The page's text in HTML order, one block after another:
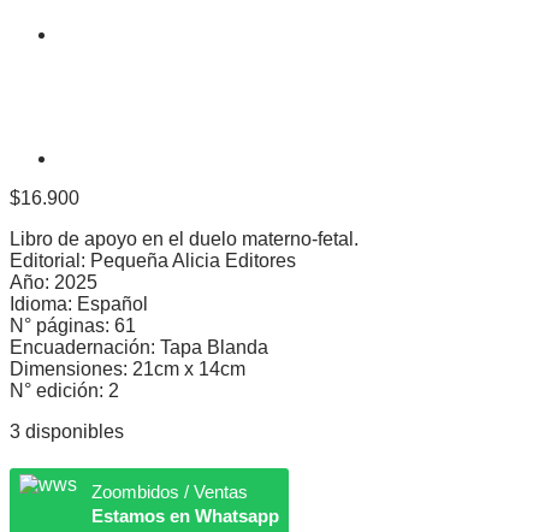
$16.900
Libro de apoyo en el duelo materno-fetal.
Editorial: Pequeña Alicia Editores
Año: 2025
Idioma: Español
N° páginas: 61
Encuadernación: Tapa Blanda
Dimensiones: 21cm x 14cm
N° edición: 2
3 disponibles
Zoombidos / Ventas
Estamos en Whatsapp